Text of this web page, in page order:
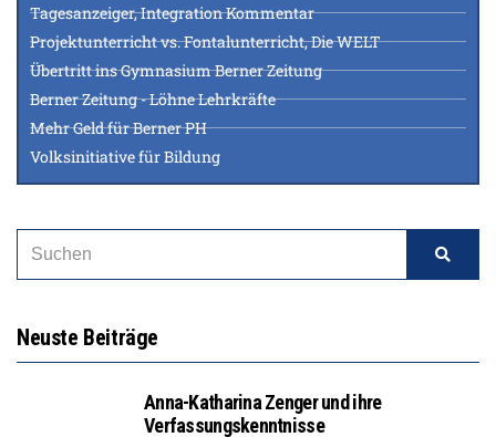
Tagesanzeiger, Integration Kommentar
Projektunterricht vs. Fontalunterricht, Die WELT
Übertritt ins Gymnasium Berner Zeitung
Berner Zeitung - Löhne Lehrkräfte
Mehr Geld für Berner PH
Volksinitiative für Bildung
Neuste Beiträge
Anna-Katharina Zenger und ihre
Verfassungskenntnisse